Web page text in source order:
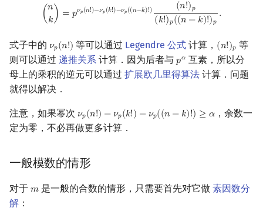
(𝑛
𝑘 ) = 𝑝𝜈𝑝(𝑛!)−𝜈𝑝(𝑘!)−𝜈𝑝((𝑛−𝑘)!) (𝑛!)𝑝
(𝑘!)𝑝((𝑛 − 𝑘)!)𝑝
.
k)=p n!) −νp (k !)− p ((n −k)! (k!)p(
式子中的 𝜈𝑝(𝑛!)
νp(n!) 等可以通过 Legendre 公式 计算， (𝑛!)𝑝
(n!)p 等
则可以通过 递推关系 计算．因为后者与 𝑝𝛼
pα 互素，所以分
母上的乘积的逆元可以通过 扩展欧几里得算法 计算．问题
就得以解决．
注意，如果幂次 𝜈𝑝(𝑛!) − 𝜈𝑝(𝑘!) − 𝜈𝑝((𝑛 − 𝑘)!) ≥ 𝛼
νp(n!) −ν p(k!)−ν p( (n−k)! )≥α
，余数一
定为零，不必再做更多计算．
一般模数的情形
对于 𝑚
m 是一般的合数的情形，只需要首先对它做素因数分
解 ：